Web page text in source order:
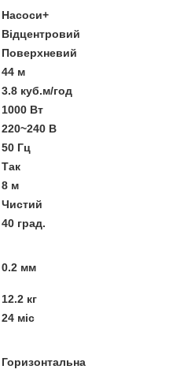
Насоси+
Відцентровий
Поверхневий
44 м
3.8 куб.м/год
1000 Вт
220~240 В
50 Гц
Так
8 м
Чистий
40 град.
0.2 мм
12.2 кг
24 міс
Горизонтальна